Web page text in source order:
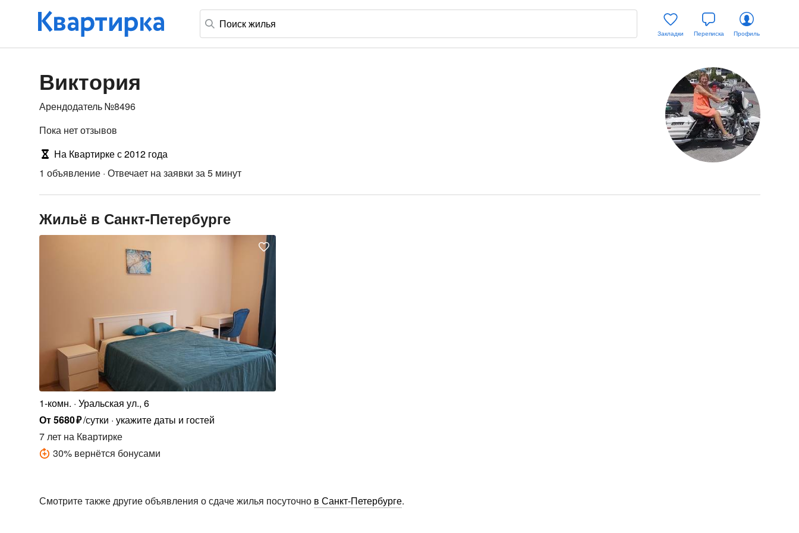
Закладки Переписка Профиль
Виктория
Арендодатель №8496
Пока нет отзывов
На Квартирке с 2012 года
1 объявление· Отвечает на заявки за 5 минут
Жильё в Санкт-Петербурге
1-комн. Уральская ул., 6
От5680₽/сутки укажите даты и гостей
7 летна Квартирке
30% вернётся бонусами
Смотрите также другие объявления о сдаче жилья посуточно в Санкт-Петербурге.